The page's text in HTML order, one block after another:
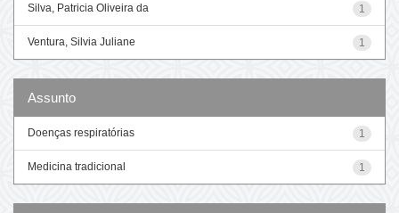
1
Silva, Patricia Oliveira da
1
Ventura, Silvia Juliane
Assunto
1
Doenças respiratórias
1
Medicina tradicional